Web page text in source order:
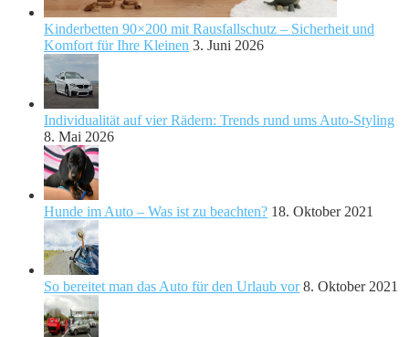
Kinderbetten 90×200 mit Rausfallschutz – Sicherheit und
Komfort für Ihre Kleinen 3. Juni 2026
Individualität auf vier Rädern: Trends rund ums Auto-Styling
8. Mai 2026
Hunde im Auto – Was ist zu beachten? 18. Oktober 2021
So bereitet man das Auto für den Urlaub vor 8. Oktober 2021